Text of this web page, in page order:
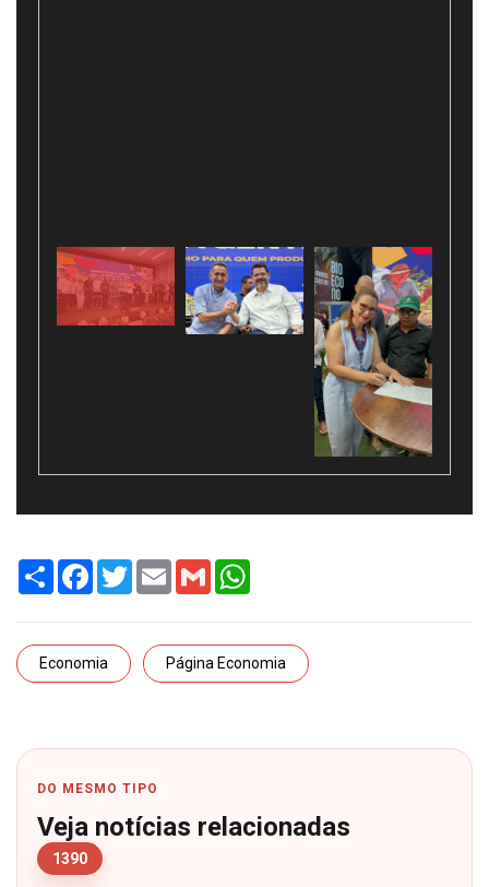
Share Facebook
TwitterEmail Gmail
Economia Página Economia
DO MESMO TIPO
Veja notícias relacionadas
1390